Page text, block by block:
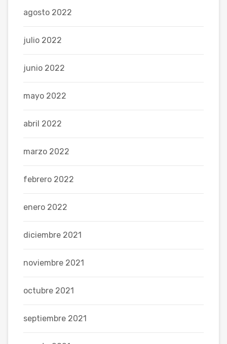
agosto 2022
julio 2022
junio 2022
mayo 2022
abril 2022
marzo 2022
febrero 2022
enero 2022
diciembre 2021
noviembre 2021
octubre 2021
septiembre 2021